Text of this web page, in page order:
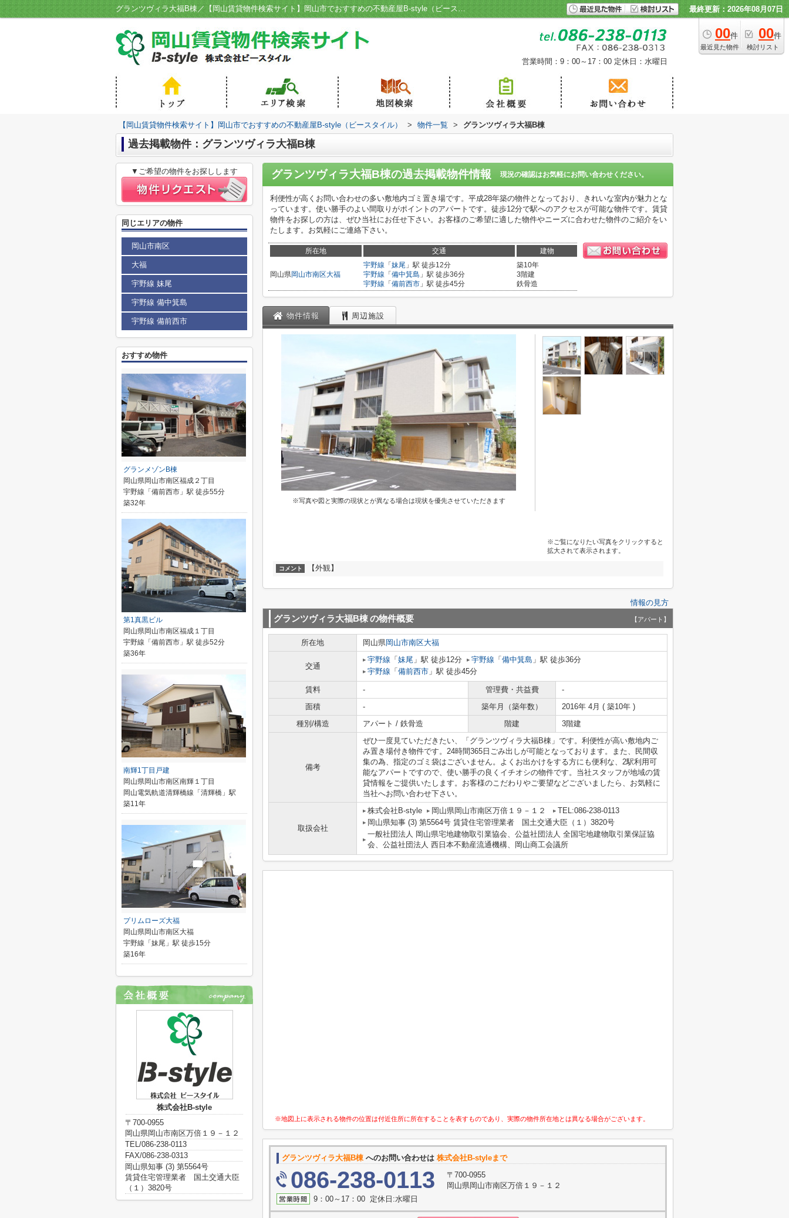
グランツヴィラ大福B棟／【岡山賃貸物件検索サイト】岡山市でおすすめの不動産屋B-style（ビースタイル） 最終更新：2026年08月07日
00件
最近見た物件
00件
検討リスト
営業時間：9：00～17：00 定休日：水曜日
【岡山賃貸物件検索サイト】岡山市でおすすめの不動産屋B-style（ビースタイル） > 物件一覧 > グランツヴィラ大福B棟
過去掲載物件：グランツヴィラ大福B棟
グランツヴィラ大福B棟の過去掲載物件情報 現況の確認はお気軽にお問い合わせください。
利便性が高くお問い合わせの多い敷地内ゴミ置き場です。平成28年築の物件となっており、きれいな室内が魅力とな
っています。使い勝手のよい間取りがポイントのアパートです。徒歩12分で駅へのアクセスが可能な物件です。賃貸
物件をお探しの方は、ぜひ当社にお任せ下さい。お客様のご希望に適した物件やニーズに合わせた物件のご紹介をい
たします。お気軽にご連絡下さい。
所在地 交通 建物
岡山県岡山市南区大福
宇野線 「 妹尾 」駅 徒歩12分
宇野線 「 備中箕島 」駅 徒歩36分
宇野線 「 備前西市 」駅 徒歩45分
築10年
3階建
鉄骨造
物件情報 周辺施設
※写真や図と実際の現状とが異なる場合は現状を優先させていただきます
※ご覧になりたい写真をクリックすると
拡大されて表示されます。
コメント 【外観】
情報の見方
グランツヴィラ大福B棟の物件概要 【アパート】
所在地 岡山県岡山市南区大福
交通
宇野線 「 妹尾 」駅 徒歩12分 宇野線 「 備中箕島 」駅 徒歩36分
宇野線 「 備前西市 」駅 徒歩45分
賃料 - 管理費・共益費
-
面積
- 築年月（築年数）
2016年 4月 ( 築10年 )
種別/構造
アパート / 鉄骨造 階建 3階建
備考
ぜひ一度見ていただきたい、「グランツヴィラ大福B棟」です。利便性が高い敷地内ご
み置き場付き物件です。24時間365日ごみ出しが可能となっております。また、民間収
集の為、指定のゴミ袋はございません。よくお出かけをする方にも便利な、2駅利用可
能なアパートですので、使い勝手の良くイチオシの物件です。当社スタッフが地域の賃
貸情報をご提供いたします。お客様のこだわりやご要望などございましたら、お気軽に
当社へお問い合わせ下さい。
取扱会社
株式会社B-style 岡山県岡山市南区万倍１９－１２
TEL:086-238-0113
岡山県知事 (3) 第5564号 賃貸住宅管理業者 国土交通大臣（１）3820号
一般社団法人 岡山県宅地建物取引業協会、公益社団法人 全国宅地建物取引業保証協
会、公益社団法人 西日本不動産流通機構、岡山商工会議所
※地図上に表示される物件の位置は付近住所に所在することを表すものであり、実際の物件所在地とは異なる場合がございます。
グランツヴィラ大福B棟 へのお問い合わせは 株式会社B-styleまで
086-238-0113
〒700-0955
岡山県岡山市南区万倍１９－１２
9：00～17：00 定休日:水曜日
▼ご希望の物件をお探しします
同じエリアの物件
岡山市南区
大福
宇野線 妹尾
宇野線 備中箕島
宇野線 備前西市
おすすめ物件
グランメゾンB棟
岡山県岡山市南区福成２丁目
宇野線「備前西市」駅 徒歩55分
築32年
第1真黒ビル
岡山県岡山市南区福成１丁目
宇野線「備前西市」駅 徒歩52分
築36年
南輝1丁目戸建
岡山県岡山市南区南輝１丁目
岡山電気軌道清輝橋線「清輝橋」駅
築11年
プリムローズ大福
岡山県岡山市南区大福
宇野線「妹尾」駅 徒歩15分
築16年
株式会社B-style
〒700-0955
岡山県岡山市南区万倍１９－１２
TEL/086-238-0113
FAX/086-238-0313
岡山県知事 (3) 第5564号
賃貸住宅管理業者 国土交通大臣
（１）3820号